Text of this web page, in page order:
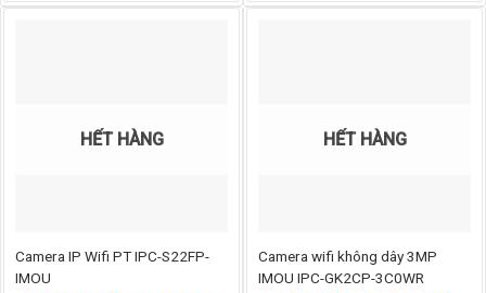
từ
từ
HẾT HÀNG
Camera IP Wifi PT IPC-S22FP-
IMOU
HẾT HÀNG
Camera wifi không dây 3MP
IMOU IPC-GK2CP-3C0WR